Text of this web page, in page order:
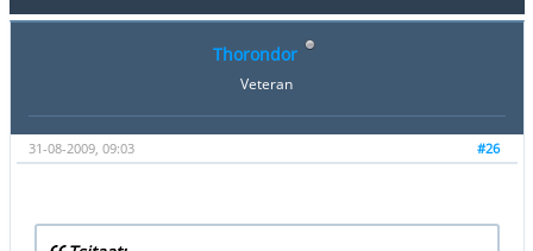
Thorondor
Veteran
#26
31-08-2009, 09:03